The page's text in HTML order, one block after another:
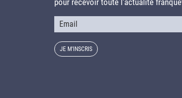
pour recevoir toute l'actualité
Courriel